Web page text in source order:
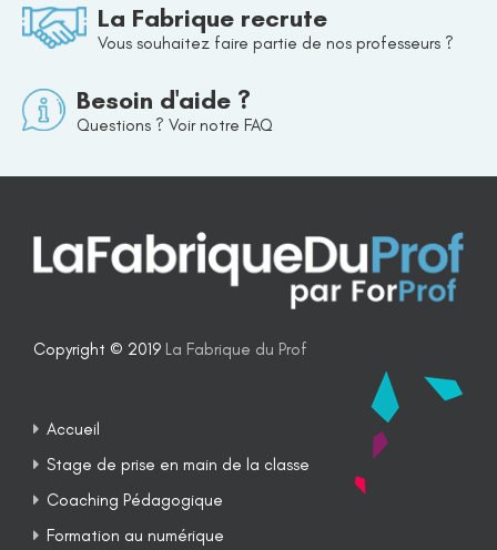
La Fabrique recrute
Vous souhaitez faire partie de nos professeurs ?
Besoin d'aide ?
Questions ? Voir notre FAQ
Copyright © 2019 La Fabrique du Prof
Accueil
Stage de prise en main de la classe
Coaching Pédagogique
Formation au numérique